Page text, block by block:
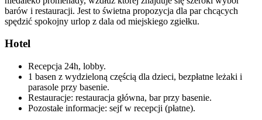
barów i restauracji. Jest to świetna propozycja dla par chcących
spędzić spokojny urlop z dala od miejskiego zgiełku.
Hotel
Recepcja 24h, lobby.
1 basen z wydzieloną częścią dla dzieci, bezpłatne leżaki i
parasole przy basenie.
Restauracje: restauracja główna, bar przy basenie.
Pozostałe informacje: sejf w recepcji (płatne).